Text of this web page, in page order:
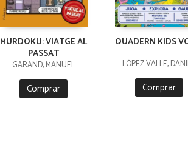
MURDOKU: VIATGE AL
PASSAT
GARAND, MANUEL
Comprar
QUADERN KIDS
LÓPEZ VALLE,
Comprar